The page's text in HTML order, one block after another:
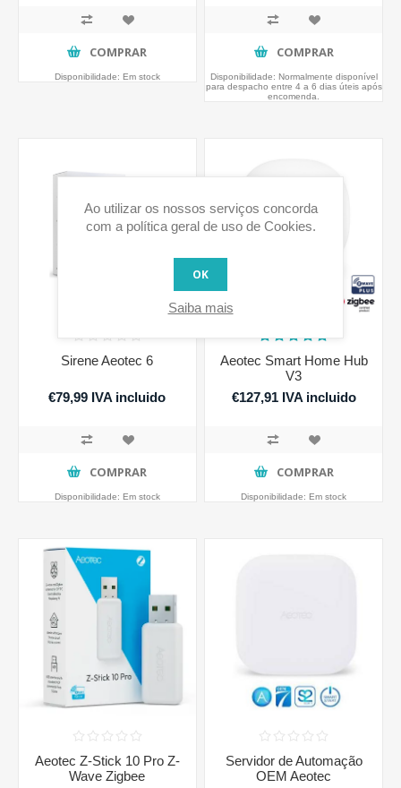
COMPRAR
Disponibilidade: Em stock
COMPRAR
Disponibilidade: Normalmente disponível
para despacho entre 4 a 6 dias úteis após
encomenda.
Sirene Aeotec 6
€79,99 IVA incluido
COMPRAR
Disponibilidade: Em stock
Aeotec Smart Home Hub
V3
€127,91 IVA incluido
COMPRAR
Disponibilidade: Em stock
Aeotec Z-Stick 10 Pro Z-
Wave Zigbee
Servidor de Automação
OEM Aeotec
Ao utilizar os nossos serviços concorda
com a política geral de uso de Cookies.
OK
Saiba mais